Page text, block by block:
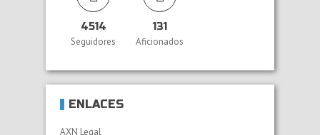
4514
Seguidores
131
Aficionados
ENLACES
AXN Legal